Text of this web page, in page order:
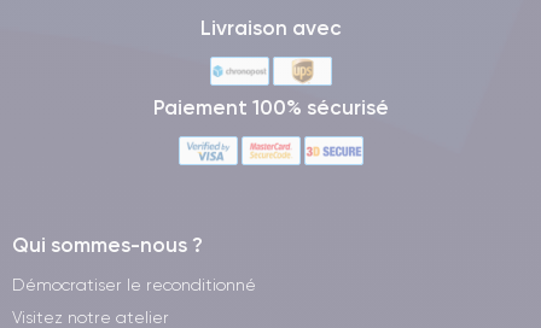
Livraison avec
Paiement 100% sécurisé
Qui sommes-nous ?
Démocratiser le reconditionné
Visitez notre atelier